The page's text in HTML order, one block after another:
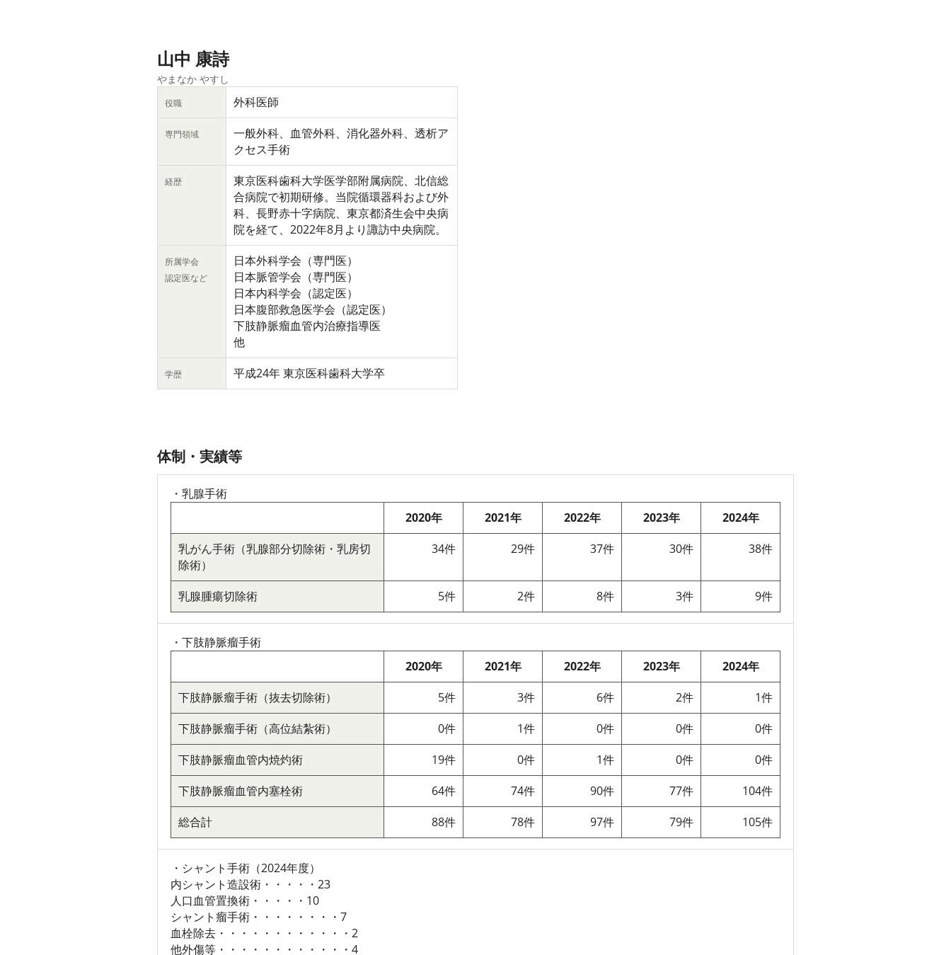
山中 康詩
やまなか やすし
役職 外科医師
専門領域
一般外科、血管外科、消化器外科、透析ア
クセス手術
経歴
東京医科歯科大学医学部附属病院、北信総
合病院で初期研修。当院循環器科および外
科、長野赤十字病院、東京都済生会中央病
院を経て、2022年8月より諏訪中央病院。
所属学会
認定医など
日本外科学会（専門医）
日本脈管学会（専門医）
日本内科学会（認定医）
日本腹部救急医学会（認定医）
下肢静脈瘤血管内治療指導医
他
学歴 平成24年 東京医科歯科大学卒
体制・実績等
・乳腺手術
2020年
2021年 2022年 2023年
2024年
乳がん手術（乳腺部分切除術・乳房切
除術）
34件 29件 37件 30件 38件
乳腺腫瘍切除術 5件 2件 8件 3件 9件
・下肢静脈瘤手術
2020年
2021年 2022年 2023年
2024年
下肢静脈瘤手術（抜去切除術）
5件 3件 6件 2件
1件
下肢静脈瘤手術（高位結紮術）
0件 1件 0件 0件
0件
下肢静脈瘤血管内焼灼術
19件 0件 1件 0件
0件
下肢静脈瘤血管内塞栓術
64件 74件 90件 77件
104件
総合計
88件 78件 97件 79件 105件
・シャント手術（2024年度）
内シャント造設術・・・・・23
人口血管置換術・・・・・10
シャント瘤手術・・・・・・・・7
血栓除去・・・・・・・・・・・・2
他外傷等・・・・・・・・・・・・4